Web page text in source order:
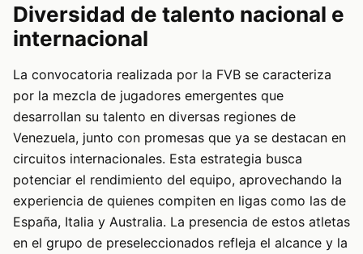
Diversidad de talento nacional e
internacional
La convocatoria realizada por la FVB se caracteriza
por la mezcla de jugadores emergentes que
desarrollan su talento en diversas regiones de
Venezuela, junto con promesas que ya se destacan en
circuitos internacionales. Esta estrategia busca
potenciar el rendimiento del equipo, aprovechando la
experiencia de quienes compiten en ligas como las de
España, Italia y Australia. La presencia de estos atletas
en el grupo de preseleccionados refleja el alcance y la